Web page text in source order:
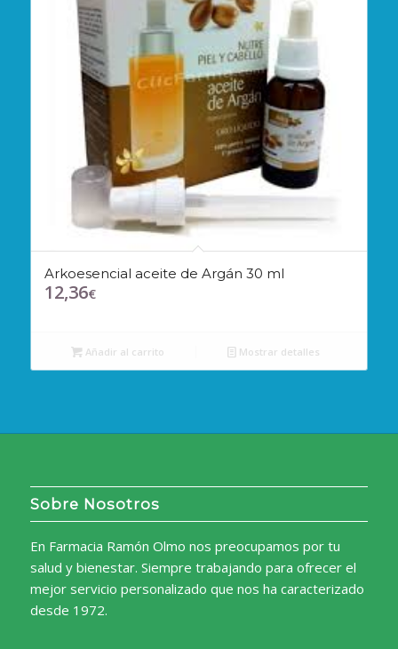
Arkoesencial aceite de Argán 30 ml
12,36€
Añadir al carrito Mostrar detalles
Sobre Nosotros
En Farmacia Ramón Olmo nos preocupamos por tu
salud y bienestar. Siempre trabajando para ofrecer el
mejor servicio personalizado que nos ha caracterizado
desde 1972.